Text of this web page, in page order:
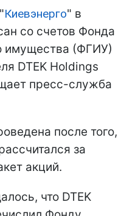
Киевэнерго" в
со счетов Фонда
имущества (ФГИУ)
DTEK Holdings
пресс-служба
после того,
за
акций.
что DTEK